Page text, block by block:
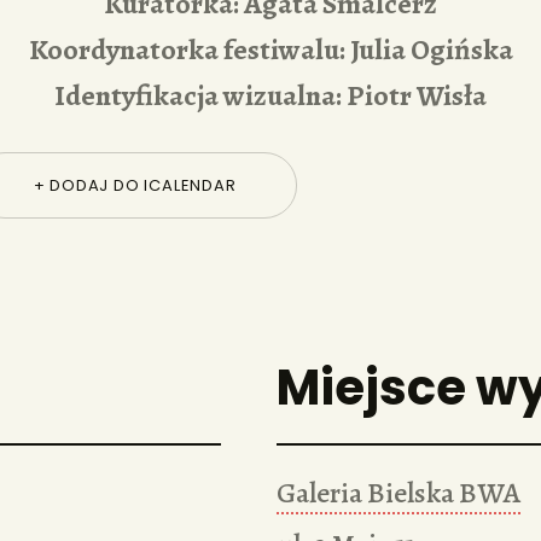
Koordynatorka festiwalu: Julia Ogińska
Identyfikacja wizualna: Piotr Wisła
+ DODAJ DO ICALENDAR
Miejsce
Galeria Bielska BWA